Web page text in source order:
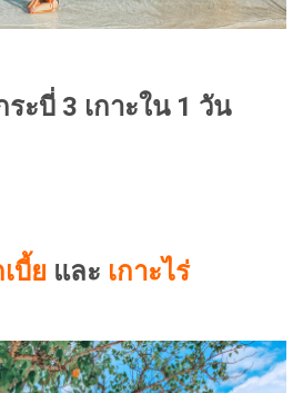
ระบี่ 3 เกาะใน 1 วัน
บี้ย และ เกาะไร่